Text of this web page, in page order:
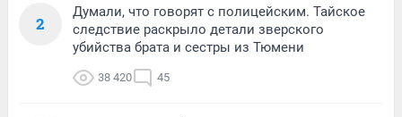
2
Думали, что говорят с полицейским. Тайское
следствие раскрыло детали зверского
убийства брата и сестры из Тюмени
38 420 45